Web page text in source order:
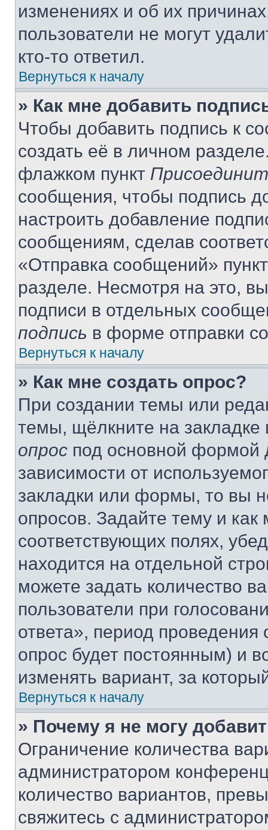
изменениях и об их
пользователи не могут
кто-то ответил.
Вернуться к началу
» Как мне добавить
Чтобы добавить подпись к
создать её в личном
флажком пункт
сообщения, чтобы подпись
настроить добавление
сообщениям, сделав
«Отправка сообщений»
разделе. Несмотря на это,
подписи в отдельных
подпись в форме отправки
Вернуться к началу
» Как мне создать опрос?
При создании темы или
темы, щёлкните на
опрос под основной формой
зависимости от
закладки или формы, то вы
опросов. Задайте тему и
соответствующих полях,
находится на отдельной
можете задать количество
пользователи при
ответа», период проведения
опрос будет постоянным) и
изменять вариант, за
Вернуться к началу
» Почему я не могу
Ограничение количества
администратором
количество вариантов,
свяжитесь с